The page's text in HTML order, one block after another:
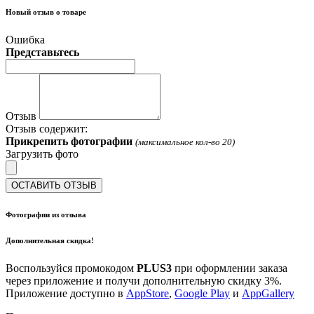
Новый отзыв о товаре
Ошибка
Представьтесь
Отзыв
Отзыв содержит:
Прикрепить фотографии (максимальное кол-во 20)
Загрузить фото
ОСТАВИТЬ ОТЗЫВ
Фотографии из отзыва
Дополнительная скидка!
Воспользуйся промокодом PLUS3 при оформлении заказа
через приложение и получи дополнительную скидку 3%.
Приложение доступно в AppStore, Google Play и AppGallery